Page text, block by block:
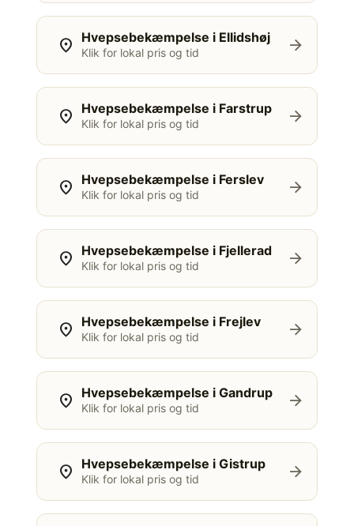
location_on Hvepsebekæmpelse i Ellidshøj
Klik for lokal pris og tid arrow_forward
location_on Hvepsebekæmpelse i Farstrup
Klik for lokal pris og tid arrow_forward
location_on Hvepsebekæmpelse i Ferslev
Klik for lokal pris og tid arrow_forward
location_on Hvepsebekæmpelse i Fjellerad
Klik for lokal pris og tid arrow_forward
location_on Hvepsebekæmpelse i Frejlev
Klik for lokal pris og tid arrow_forward
location_on Hvepsebekæmpelse i Gandrup
Klik for lokal pris og tid arrow_forward
location_on Hvepsebekæmpelse i Gistrup
Klik for lokal pris og tid arrow_forward